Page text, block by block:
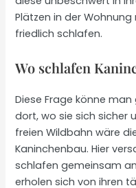
Plätzen in der
friedlich schlafen.
Wo schlafen
Diese Frage könne
dort, wo sie sich sicher
freien Wildbahn wäre
Kaninchenbau. Hier
schlafen gemeinsam
erholen sich von ihren